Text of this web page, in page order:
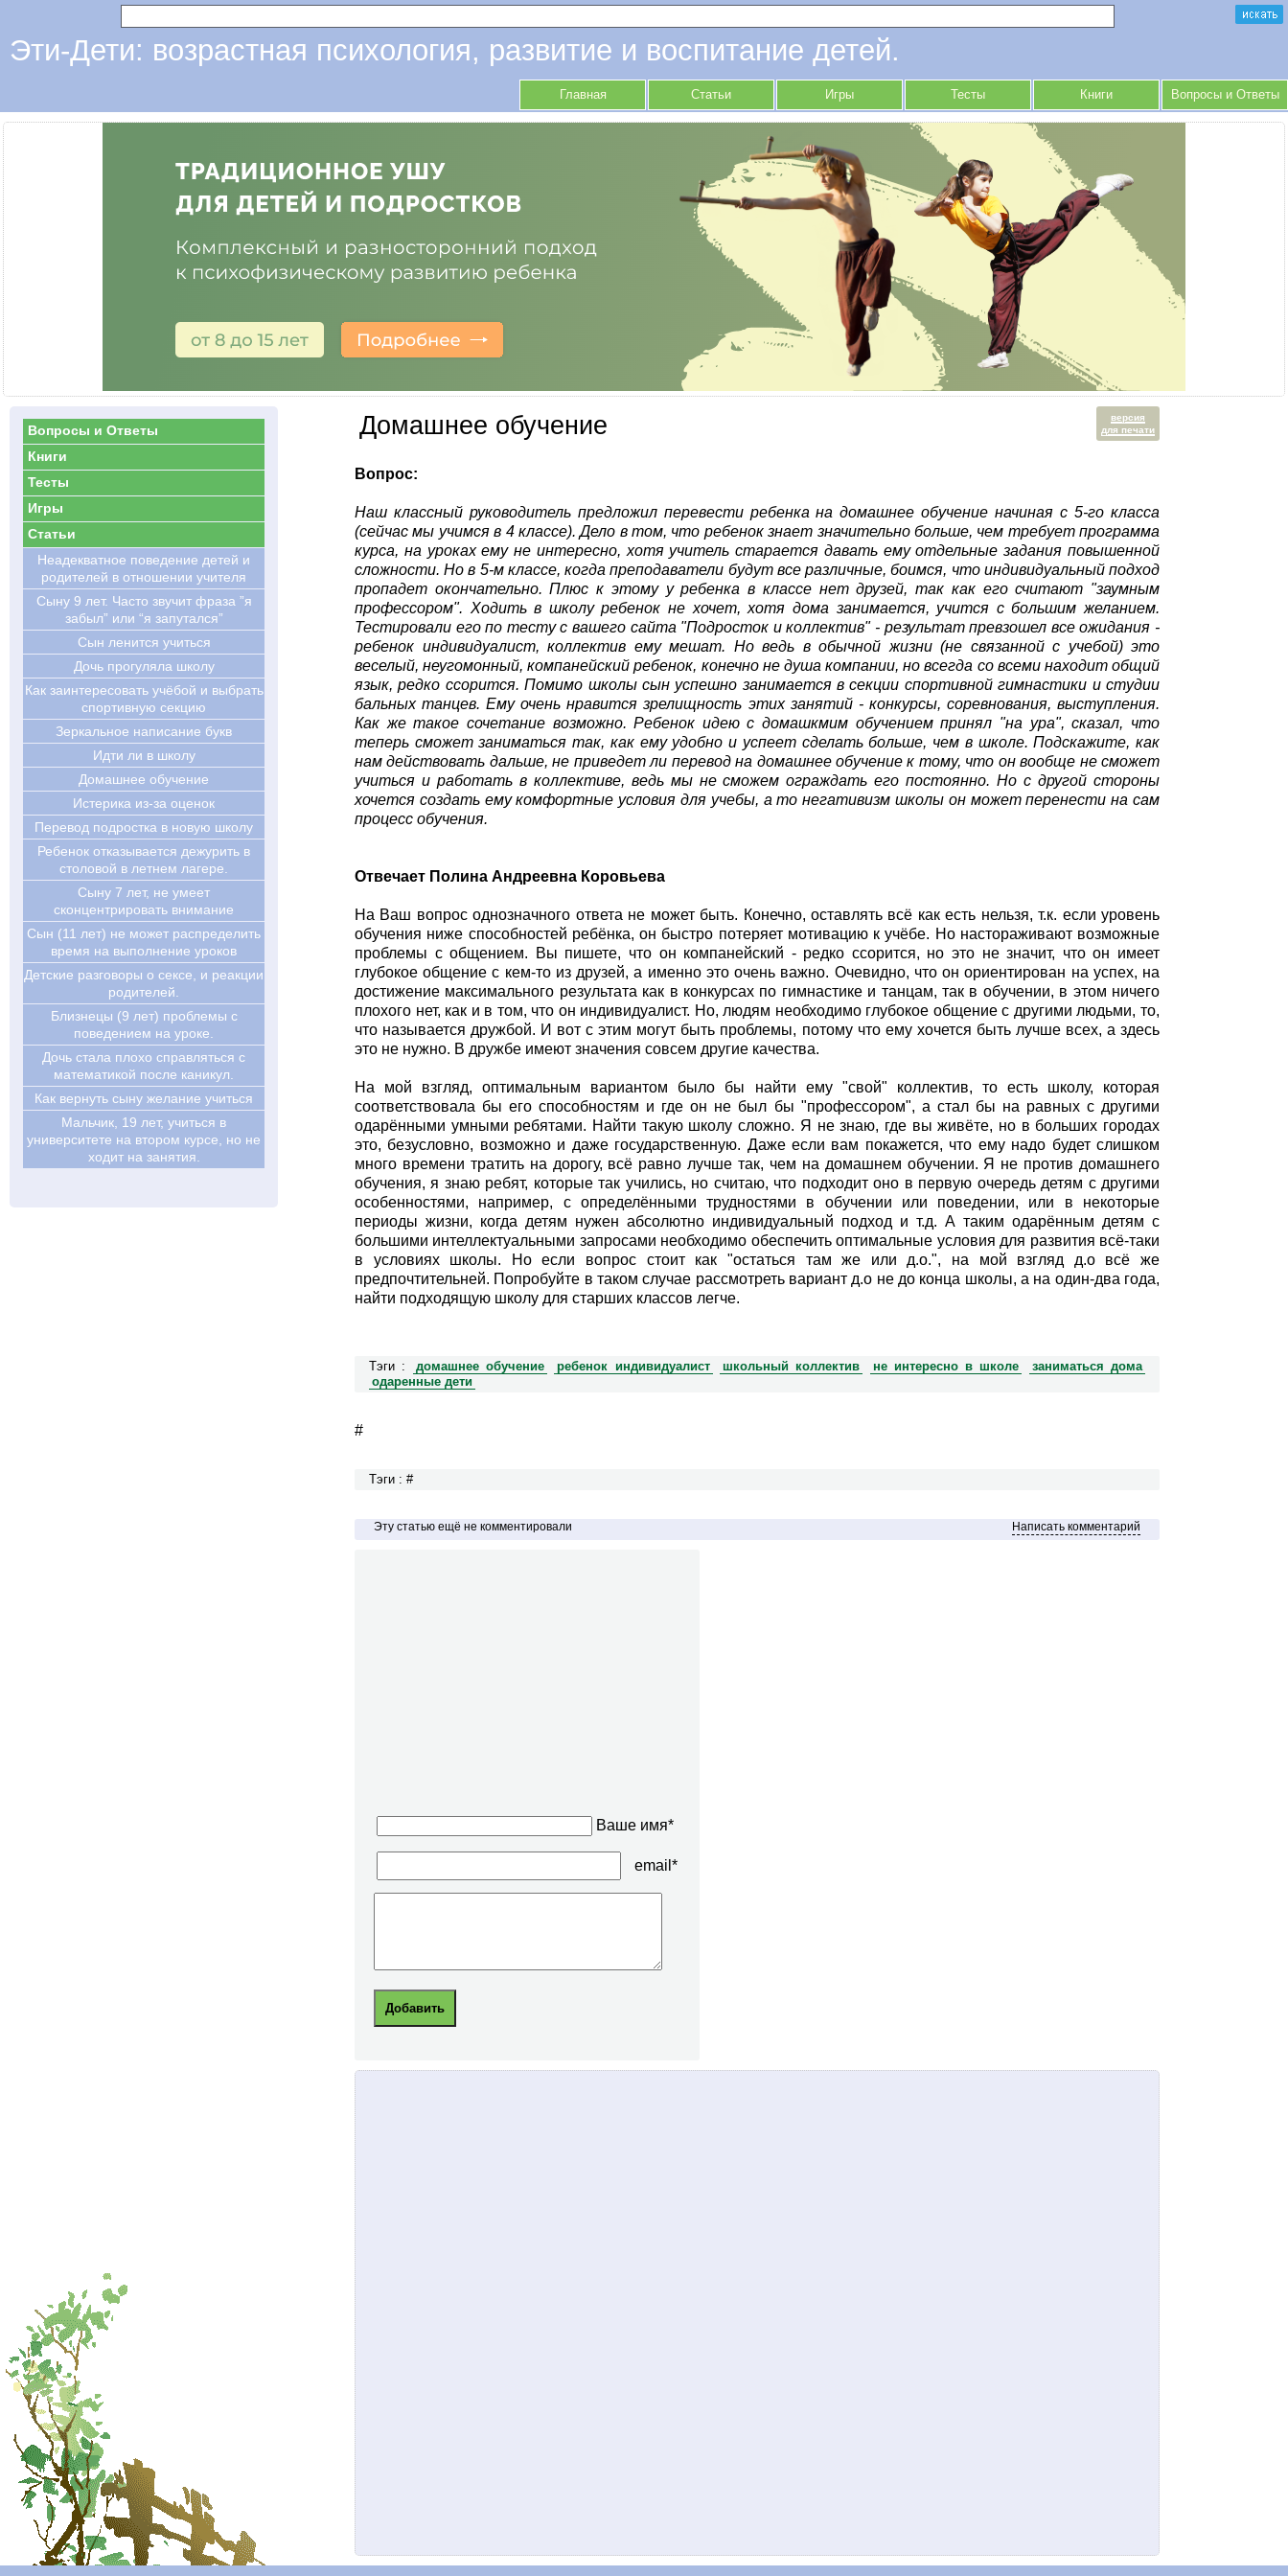
Эти-Дети: возрастная психология, развитие и воспитание детей.
Главная Статьи Игры Тесты Книги Вопросы и Ответы
версия
для печати
Домашнее обучение
Вопрос:
Наш классный руководитель предложил перевести ребенка на домашнее обучение начиная с 5-го класса
(сейчас мы учимся в 4 классе). Дело в том, что ребенок знает значительно больше, чем требует программа
курса, на уроках ему не интересно, хотя учитель старается давать ему отдельные задания повышенной
сложности. Но в 5-м классе, когда преподаватели будут все различные, боимся, что индивидуальный подход
пропадет окончательно. Плюс к этому у ребенка в классе нет друзей, так как его считают "заумным
профессором". Ходить в школу ребенок не хочет, хотя дома занимается, учится с большим желанием.
Тестировали его по тесту с вашего сайта "Подросток и коллектив" - результат превзошел все ожидания -
ребенок индивидуалист, коллектив ему мешат. Но ведь в обычной жизни (не связанной с учебой) это
веселый, неугомонный, компанейский ребенок, конечно не душа компании, но всегда со всеми находит общий
язык, редко ссорится. Помимо школы сын успешно занимается в секции спортивной гимнастики и студии
бальных танцев. Ему очень нравится зрелищность этих занятий - конкурсы, соревнования, выступления.
Как же такое сочетание возможно. Ребенок идею с домашкмим обучением принял "на ура", сказал, что
теперь сможет заниматься так, как ему удобно и успеет сделать больше, чем в школе. Подскажите, как
нам действовать дальше, не приведет ли перевод на домашнее обучение к тому, что он вообще не сможет
учиться и работать в коллективе, ведь мы не сможем ограждать его постоянно. Но с другой стороны
хочется создать ему комфортные условия для учебы, а то негативизм школы он может перенести на сам
процесс обучения.
Отвечает Полина Андреевна Коровьева
На Ваш вопрос однозначного ответа не может быть. Конечно, оставлять всё как есть нельзя, т.к. если уровень
обучения ниже способностей ребёнка, он быстро потеряет мотивацию к учёбе. Но настораживают возможные
проблемы с общением. Вы пишете, что он компанейский - редко ссорится, но это не значит, что он имеет
глубокое общение с кем-то из друзей, а именно это очень важно. Очевидно, что он ориентирован на успех, на
достижение максимального результата как в конкурсах по гимнастике и танцам, так в обучении, в этом ничего
плохого нет, как и в том, что он индивидуалист. Но, людям необходимо глубокое общение с другими людьми, то,
что называется дружбой. И вот с этим могут быть проблемы, потому что ему хочется быть лучше всех, а здесь
это не нужно. В дружбе имеют значения совсем другие качества.
На мой взгляд, оптимальным вариантом было бы найти ему "свой" коллектив, то есть школу, которая
соответствовала бы его способностям и где он не был бы "профессором", а стал бы на равных с другими
одарёнными умными ребятами. Найти такую школу сложно. Я не знаю, где вы живёте, но в больших городах
это, безусловно, возможно и даже государственную. Даже если вам покажется, что ему надо будет слишком
много времени тратить на дорогу, всё равно лучше так, чем на домашнем обучении. Я не против домашнего
обучения, я знаю ребят, которые так учились, но считаю, что подходит оно в первую очередь детям с другими
особенностями, например, с определёнными трудностями в обучении или поведении, или в некоторые
периоды жизни, когда детям нужен абсолютно индивидуальный подход и т.д. А таким одарённым детям с
большими интеллектуальными запросами необходимо обеспечить оптимальные условия для развития всё-таки
в условиях школы. Но если вопрос стоит как "остаться там же или д.о.", на мой взгляд д.о всё же
предпочтительней. Попробуйте в таком случае рассмотреть вариант д.о не до конца школы, а на один-два года,
найти подходящую школу для старших классов легче.
Тэги : домашнее обучение ребенок индивидуалист школьный коллектив не интересно в школе
заниматься дома
одаренные дети
#
Тэги : #
Эту статью ещё не комментировали Написать комментарий
Ваше имя*
email*
Вопросы и Ответы
Книги
Тесты
Игры
Статьи
Hеадекватное поведение детей и
родителей в отношении учителя
Сыну 9 лет. Часто звучит фраза ”я
забыл” или “я запутался”
Сын ленится учиться
Дочь прогуляла школу
Как заинтересовать учёбой и выбрать
спортивную секцию
Зеркальное написание букв
Идти ли в школу
Домашнее обучение
Истерика из-за оценок
Перевод подростка в новую школу
Ребенок отказывается дежурить в
столовой в летнем лагере.
Cыну 7 лет, не умеет
сконцентрировать внимание
Сын (11 лет) не может распределить
время на выполнение уроков
Детские разговоры о сексе, и реакции
родителей.
Близнецы (9 лет) проблемы с
поведением на уроке.
Дочь стала плохо справляться с
математикой после каникул.
Как вернуть сыну желание учиться
Мальчик, 19 лет, учиться в
университете на втором курсе, но не
ходит на занятия.